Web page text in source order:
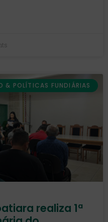
& POLÍTICAS FUNDIÁRIAS
realiza 1ª